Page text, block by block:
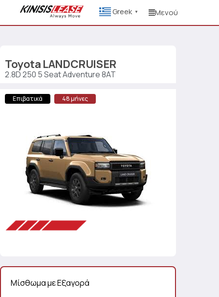
Greek ▼ Μενού
Toyota LANDCRUISER
2.8D 250 5 Seat Adventure 8AT
Επιβατικά 48 μήνες
Μίσθωμα με Εξαγορά